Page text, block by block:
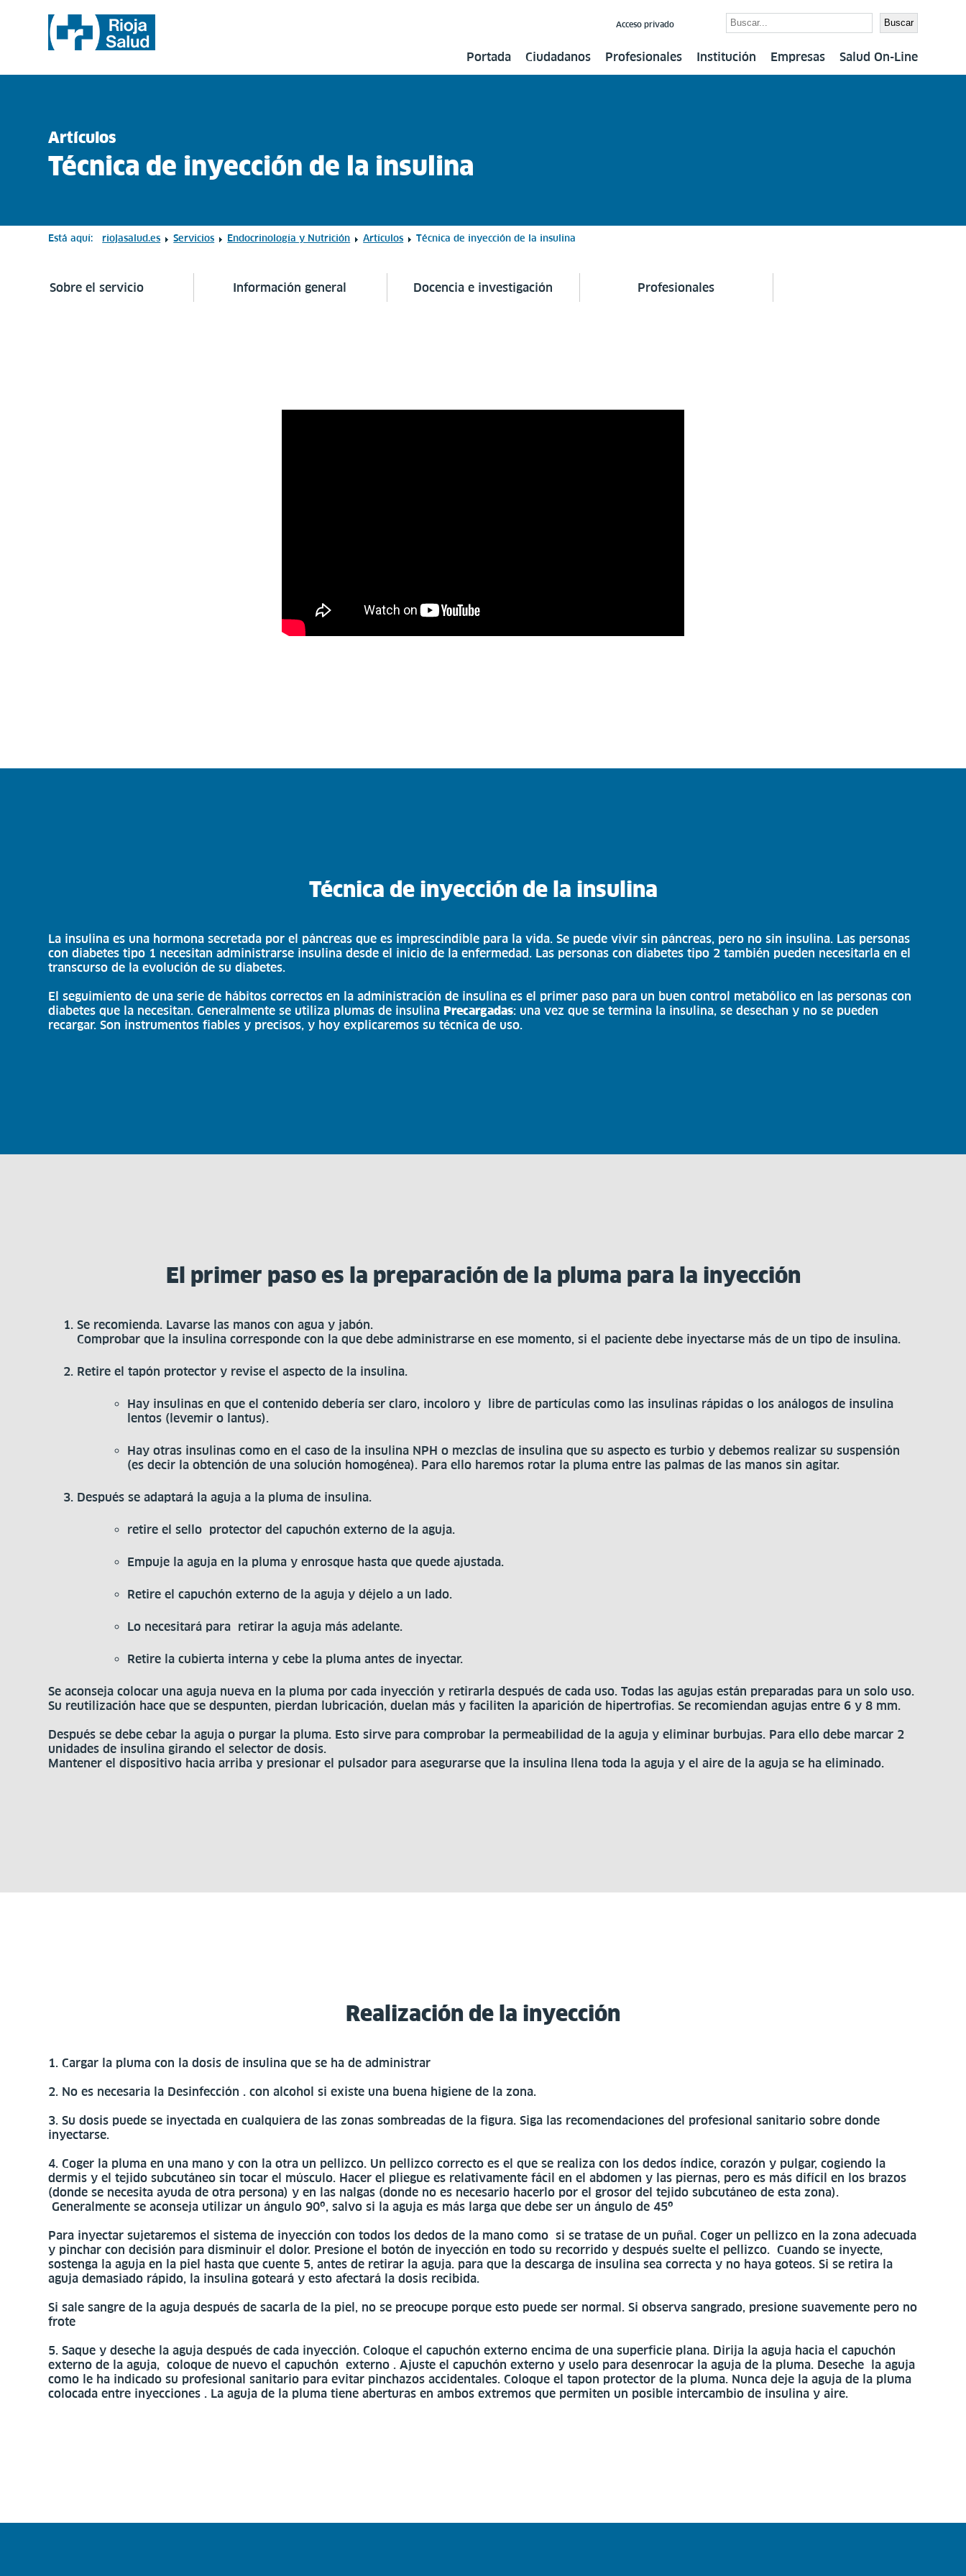
Buscar
Acceso privado
Portada Ciudadanos Profesionales Institución Empresas Salud On-Line
Artículos
Técnica de inyección de la insulina
Está aquí: riojasalud.es Servicios Endocrinología y Nutrición Artículos Técnica de inyección de la insulina
Sobre el servicio Información general Docencia e investigación Profesionales
Técnica de inyección de la insulina
La insulina es una hormona secretada por el páncreas que es imprescindible para la vida. Se puede vivir sin páncreas, pero no sin insulina. Las personas
con diabetes tipo 1 necesitan administrarse insulina desde el inicio de la enfermedad. Las personas con diabetes tipo 2 también pueden necesitarla en el
transcurso de la evolución de su diabetes.
El seguimiento de una serie de hábitos correctos en la administración de insulina es el primer paso para un buen control metabólico en las personas con
diabetes que la necesitan. Generalmente se utiliza plumas de insulinaPrecargadas: una vez que se termina la insulina, se desechan y no se pueden
recargar. Son instrumentos fiables y precisos, y hoy explicaremos su técnica de uso.
El primer paso es la preparación de la pluma para la inyección
Se recomienda. Lavarse las manos con agua y jabón.
Comprobar que la insulina corresponde con la que debe administrarse en ese momento, si el paciente debe inyectarse más de un tipo de insulina.
Retire el tapón protector y revise el aspecto de la insulina.
Hay insulinas en que el contenido debería ser claro, incoloro y libre de partículas como las insulinas rápidas o los análogos de insulina
lentos (levemir o lantus).
Hay otras insulinas como en el caso de la insulina NPH o mezclas de insulina que su aspecto es turbio y debemos realizar su suspensión
(es decir la obtención de una solución homogénea). Para ello haremos rotar la pluma entre las palmas de las manos sin agitar.
Después se adaptará la aguja a la pluma de insulina.
retire el sello protector del capuchón externo de la aguja.
Empuje la aguja en la pluma y enrosque hasta que quede ajustada.
Retire el capuchón externo de la aguja y déjelo a un lado.
Lo necesitará para retirar la aguja más adelante.
Retire la cubierta interna y cebe la pluma antes de inyectar.
Se aconseja colocar una aguja nueva en la pluma por cada inyección y retirarla después de cada uso. Todas las agujas están preparadas para un solo uso.
Su reutilización hace que se despunten, pierdan lubricación, duelan más y faciliten la aparición de hipertrofias. Se recomiendan agujas entre 6 y 8 mm.
Después se debe cebar la aguja o purgar la pluma. Esto sirve para comprobar la permeabilidad de la aguja y eliminar burbujas. Para ello debe marcar 2
unidades de insulina girando el selector de dosis.
Mantener el dispositivo hacia arriba y presionar el pulsador para asegurarse que la insulina llena toda la aguja y el aire de la aguja se ha eliminado.
Realización de la inyección
1. Cargar la pluma con la dosis de insulina que se ha de administrar
2. No es necesaria la Desinfección . con alcohol si existe una buena higiene de la zona.
3. Su dosis puede se inyectada en cualquiera de las zonas sombreadas de la figura. Siga las recomendaciones del profesional sanitario sobre donde
inyectarse.
4. Coger la pluma en una mano y con la otra un pellizco. Un pellizco correcto es el que se realiza con los dedos índice, corazón y pulgar, cogiendo la
dermis y el tejido subcutáneo sin tocar el músculo. Hacer el pliegue es relativamente fácil en el abdomen y las piernas, pero es más difícil en los brazos
(donde se necesita ayuda de otra persona) y en las nalgas (donde no es necesario hacerlo por el grosor del tejido subcutáneo de esta zona).
Generalmente se aconseja utilizar un ángulo 90º, salvo si la aguja es más larga que debe ser un ángulo de 45º
Para inyectar sujetaremos el sistema de inyección con todos los dedos de la mano como si se tratase de un puñal. Coger un pellizco en la zona adecuada
y pinchar con decisión para disminuir el dolor. Presione el botón de inyección en todo su recorrido y después suelte el pellizco. Cuando se inyecte,
sostenga la aguja en la piel hasta que cuente 5, antes de retirar la aguja. para que la descarga de insulina sea correcta y no haya goteos. Si se retira la
aguja demasiado rápido, la insulina goteará y esto afectará la dosis recibida.
Si sale sangre de la aguja después de sacarla de la piel, no se preocupe porque esto puede ser normal. Si observa sangrado, presione suavemente pero no
frote
5. Saque y deseche la aguja después de cada inyección. Coloque el capuchón externo encima de una superficie plana. Dirija la aguja hacia el capuchón
externo de la aguja, coloque de nuevo el capuchón externo . Ajuste el capuchón externo y uselo para desenrocar la aguja de la pluma. Deseche la aguja
como le ha indicado su profesional sanitario para evitar pinchazos accidentales. Coloque el tapon protector de la pluma. Nunca deje la aguja de la pluma
colocada entre inyecciones . La aguja de la pluma tiene aberturas en ambos extremos que permiten un posible intercambio de insulina y aire.